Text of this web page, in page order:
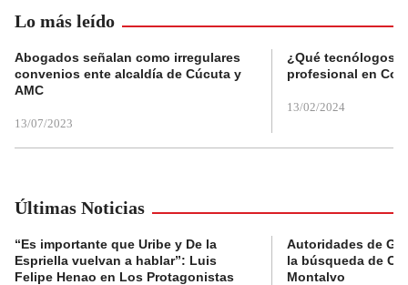
Lo más leído
Abogados señalan como irregulares
convenios ente alcaldía de Cúcuta y
AMC
13/07/2023
¿Qué tecnólogos
profesional en
13/02/2024
Últimas Noticias
“Es importante que Uribe y De la
Espriella vuelvan a hablar”: Luis
Felipe Henao en Los Protagonistas
Autoridades de
la búsqueda de
Montalvo